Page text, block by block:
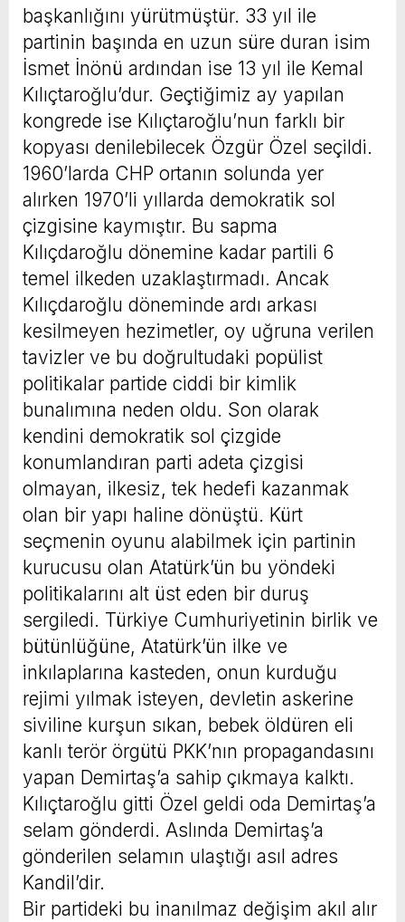
başkanlığını yürütmüştür. 33 yıl ile
partinin başında en uzun süre duran isim
İsmet İnönü ardından ise 13 yıl ile Kemal
Kılıçtaroğlu’dur. Geçtiğimiz ay yapılan
kongrede ise Kılıçtaroğlu’nun farklı bir
kopyası denilebilecek Özgür Özel seçildi.
1960’larda CHP ortanın solunda yer
alırken 1970’li yıllarda demokratik sol
çizgisine kaymıştır. Bu sapma
Kılıçdaroğlu dönemine kadar partili 6
temel ilkeden uzaklaştırmadı. Ancak
Kılıçdaroğlu döneminde ardı arkası
kesilmeyen hezimetler, oy uğruna verilen
tavizler ve bu doğrultudaki popülist
politikalar partide ciddi bir kimlik
bunalımına neden oldu. Son olarak
kendini demokratik sol çizgide
konumlandıran parti adeta çizgisi
olmayan, ilkesiz, tek hedefi kazanmak
olan bir yapı haline dönüştü. Kürt
seçmenin oyunu alabilmek için partinin
kurucusu olan Atatürk’ün bu yöndeki
politikalarını alt üst eden bir duruş
sergiledi. Türkiye Cumhuriyetinin birlik ve
bütünlüğüne, Atatürk’ün ilke ve
inkılaplarına kasteden, onun kurduğu
rejimi yılmak isteyen, devletin askerine
siviline kurşun sıkan, bebek öldüren eli
kanlı terör örgütü PKK’nın propagandasını
yapan Demirtaş’a sahip çıkmaya kalktı.
Kılıçtaroğlu gitti Özel geldi oda Demirtaş’a
selam gönderdi. Aslında Demirtaş’a
gönderilen selamın ulaştığı asıl adres
Kandil’dir.
Bir partideki bu inanılmaz değişim akıl alır